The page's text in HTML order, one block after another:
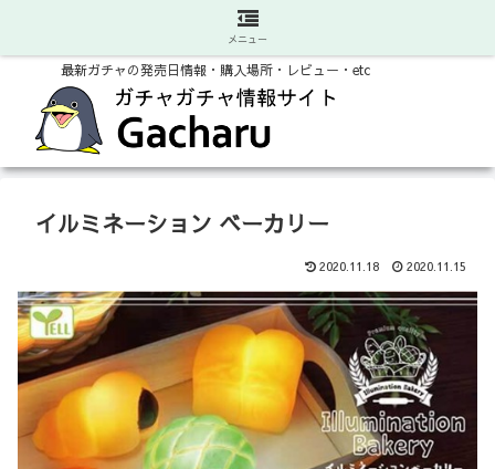
最新ガチャの発売日情報・購入場所・レビュー・etc
イルミネーション ベーカリー
2020.11.18 2020.11.15
メニュー